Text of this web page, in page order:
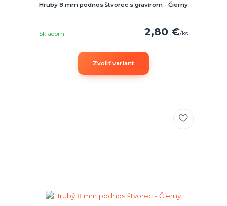
Hrubý 8 mm podnos štvorec s gravírom - Čierny
2,80 €/ks
Skladom
Zvoliť variant